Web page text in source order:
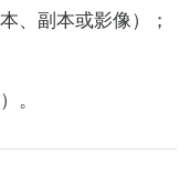
、副本或影像）；
。